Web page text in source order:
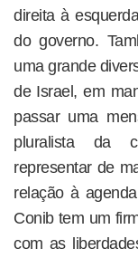
direita à
do governo.
uma grande
de Israel, em
passar uma
pluralista da
representar de
relação à
Conib tem um
com as